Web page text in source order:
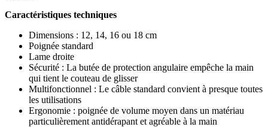
Caractéristiques techniques
Dimensions : 12, 14, 16 ou 18 cm
Poignée standard
Lame droite
Sécurité : La butée de protection angulaire empêche la main
qui tient le couteau de glisser
Multifonctionnel : Le câble standard convient à presque toutes
les utilisations
Ergonomie : poignée de volume moyen dans un matériau
particulièrement antidérapant et agréable à la main